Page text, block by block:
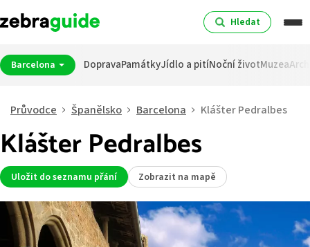
Hledat
Barcelona DopravaPamátkyJídlo a pitíNoční životMuzea
Průvodce Španělsko Barcelona Klášter Pedralbes
Klášter Pedralbes
Uložit do seznamu přání Zobrazit na mapě